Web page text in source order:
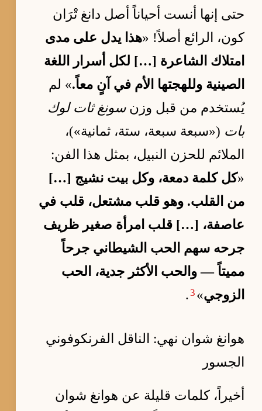
حتى إنها أنست أحياناً أصل دانغ تْرَان
كون، الرائع أصلاً! «هذا يدل على مدى
امتلاك الشاعرة […] لكل أسرار اللغة
الصينية وللهجتها الأم في آنٍ معاً.» لم
يُستخدم من قبل وزنسونغ ثات لوك
بات («سبعة سبعة، ستة، ثمانية»)،
الملائم للحزن النبيل، بمثل هذا الفن:
«كل كلمة دمعة، وكل بيت نشيج […]
من القلب. وهو قلب مشتعل، قلب في
عاصفة، […] قلب امرأة صغير ظريف
جرحه سهم الحب الشيطاني جرحاً
مميتاً — والحب الأكثر جدية، الحب
الزوجي»
3
.
هوانغ شوان نهي: الناقل الفرنكوفوني
الجسور
أخيراً، كلمات قليلة عن هوانغ شوان